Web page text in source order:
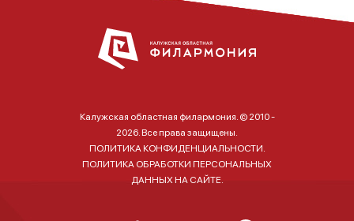
Калужская областная филармония. © 2010 -
2026. Все права защищены.
ПОЛИТИКА КОНФИДЕНЦИАЛЬНОСТИ.
ПОЛИТИКА ОБРАБОТКИ ПЕРСОНАЛЬНЫХ
ДАННЫХ НА САЙТЕ.